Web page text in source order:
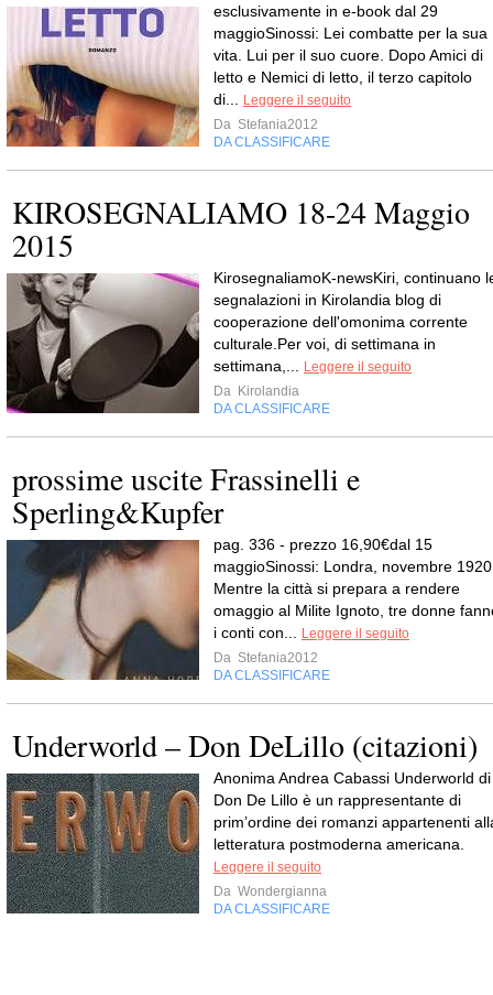
esclusivamente in e-book dal 29
maggioSinossi: Lei combatte per la sua
vita. Lui per il suo cuore. Dopo Amici di
letto e Nemici di letto, il terzo capitolo
di...
Leggere il seguito
Da Stefania2012
DA CLASSIFICARE
KIROSEGNALIAMO 18-24 Maggio
2015
KirosegnaliamoK-newsKiri, continuano
segnalazioni in Kirolandia blog di
cooperazione dell'omonima corrente
culturale.Per voi, di settimana in
settimana,...
Leggere il seguito
Da Kirolandia
DA CLASSIFICARE
prossime uscite Frassinelli e
Sperling&Kupfer
pag. 336 - prezzo 16,90€dal 15
maggioSinossi: Londra, novembre
Mentre la città si prepara a rendere
omaggio al Milite Ignoto, tre donne
i conti con...
Leggere il seguito
Da Stefania2012
DA CLASSIFICARE
Underworld – Don DeLillo (citazioni)
Anonima Andrea Cabassi Underworld di
Don De Lillo è un rappresentante di
prim’ordine dei romanzi appartenenti
letteratura postmoderna americana.
Leggere il seguito
Da Wondergianna
DA CLASSIFICARE